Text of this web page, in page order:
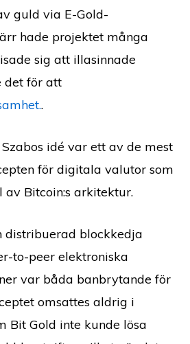
guld via E-Gold-
hade projektet många
sig att illasinnade
det för att
.
idé var ett av de mest
för digitala valutor som
av Bitcoin:s arkitektur.
distribuerad blockkedja
to-peer elektroniska
var båda banbrytande för
omsattes aldrig i
Bit Gold inte kunde lösa